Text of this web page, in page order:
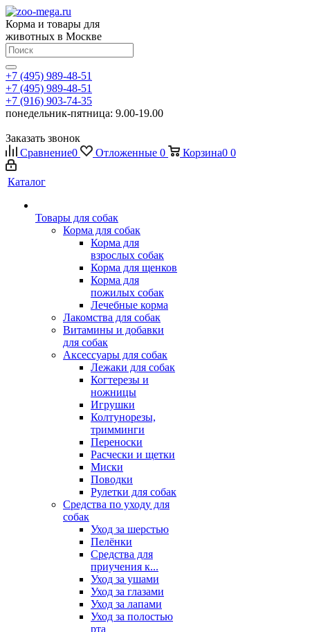
Корма и товары для
животных в Москве
+7 (495) 989-48-51
+7 (495) 989-48-51
+7 (916) 903-74-35
понедельник-пятница: 9.00-19.00
Заказать звонок
Сравнение0 Отложенные 0 Корзина0 0
Каталог
Товары для собак
Корма для собак
Корма для
взрослых собак
Корма для щенков
Корма для
пожилых собак
Лечебные корма
Лакомства для собак
Витамины и добавки
для собак
Аксессуары для собак
Лежаки для собак
Когтерезы и
ножницы
Игрушки
Колтунорезы,
тримминги
Переноски
Расчески и щетки
Миски
Поводки
Рулетки для собак
Средства по уходу для
собак
Уход за шерстью
Пелёнки
Средства для
приучения к...
Уход за ушами
Уход за глазами
Уход за лапами
Уход за полостью
рта